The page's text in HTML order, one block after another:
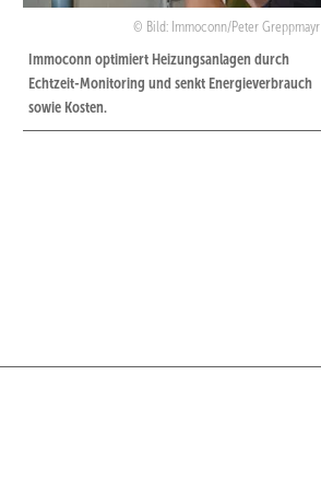
Bild: Immoconn/Peter Greppmayr
Immoconn optimiert Heizungsanlagen durch
Echtzeit-Monitoring und senkt Energieverbrauch
sowie Kosten.